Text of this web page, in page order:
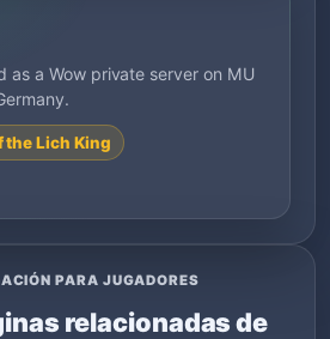
as a Wow private server on MU
the Lich King
PARA JUGADORES
relacionadas de